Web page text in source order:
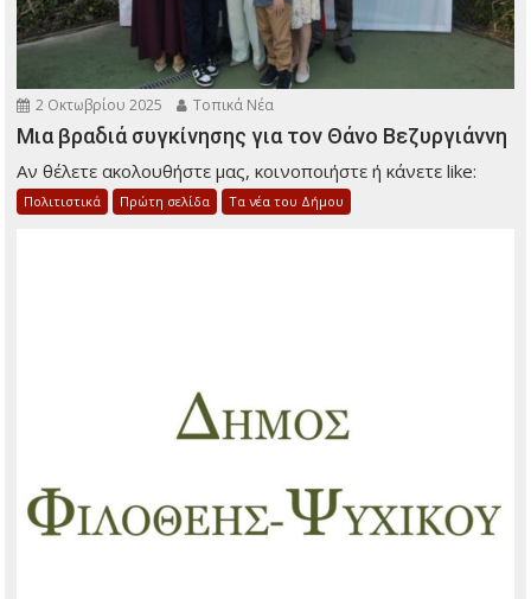
2 Οκτωβρίου 2025 Τοπικά Νέα
Μια βραδιά συγκίνησης για τον Θάνο Βεζυργιάννη
Αν θέλετε ακολουθήστε μας, κοινοποιήστε ή κάνετε like:
Πολιτιστικά Πρώτη σελίδα Τα νέα του Δήμου